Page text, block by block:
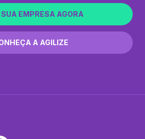
EMPRESA AGORA
A AGILIZE